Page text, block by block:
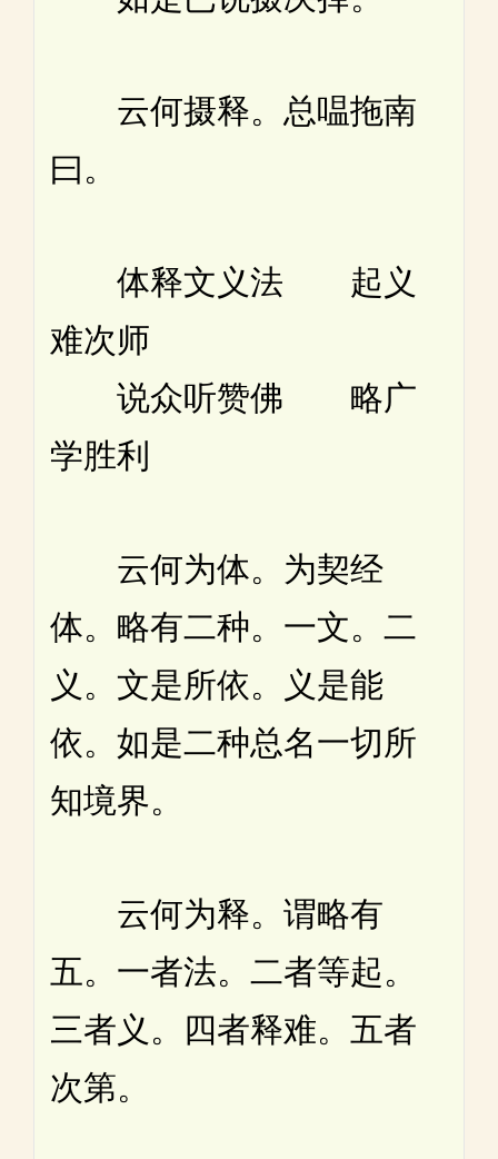
云何摄释。总嗢拖南
曰。
体释文义法 起义
难次师
说众听赞佛 略广
学胜利
云何为体。为契经
体。略有二种。一文。二
义。文是所依。义是能
依。如是二种总名一切所
知境界。
云何为释。谓略有
五。一者法。二者等起。
三者义。四者释难。五者
次第。